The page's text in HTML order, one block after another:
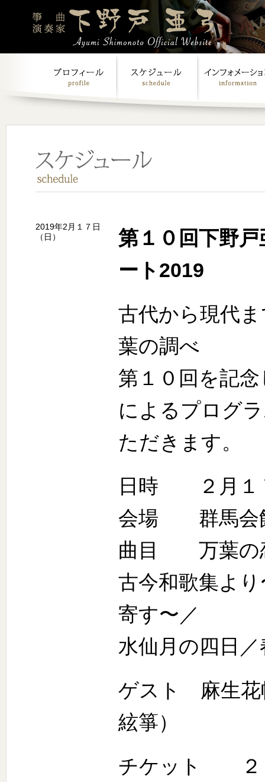
2019年2月１７日
（日）
第１０回下野
ート2019
古代から現代
葉の調べ
第１０回を記
によるプログ
ただきます。
日時 ２月１
会場 群馬会
曲目 万葉の恋
古今和歌集よ
寄す〜／
水仙月の四日
ゲスト 麻生花
絃箏）
チケット ２